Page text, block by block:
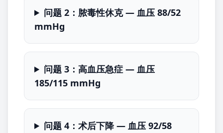
问题 2：脓毒性休克 — 血压 88/52
mmHg
问题 3：高血压急症 — 血压
185/115 mmHg
问题 4：术后下降 — 血压 92/58